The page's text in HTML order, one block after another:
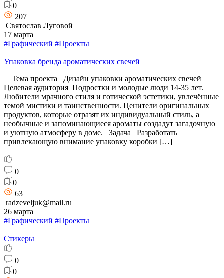
0
207
Святослав Луговой
17 марта
#Графический #Проекты
Упаковка бренда ароматических свечей
Тема проекта Дизайн упаковки ароматических свечей
Целевая аудитория Подростки и молодые люди 14-35 лет.
Любители мрачного стиля и готической эстетики, увлечённые
темой мистики и таинственности. Ценители оригинальных
продуктов, которые отразят их индивидуальный стиль, а
необычные и запоминающиеся ароматы создадут загадочную
и уютную атмосферу в доме. Задача Разработать
привлекающую внимание упаковку коробки […]
0
0
63
radzeveljuk@mail.ru
26 марта
#Графический #Проекты
Стикеры
0
0